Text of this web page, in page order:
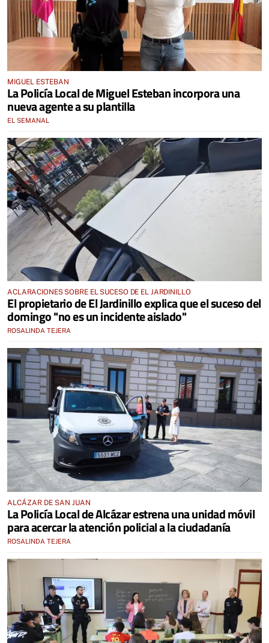
MIGUEL ESTEBAN
La Policía Local de Miguel Esteban incorpora una
nueva agente a su plantilla
EL SEMANAL
ACLARACIONES SOBRE EL SUCESO DE EL JARDINILLO
El propietario de El Jardinillo explica que el suceso del
domingo "no es un incidente aislado"
ROSALINDA TEJERA
ALCÁZAR DE SAN JUAN
La Policía Local de Alcázar estrena una unidad móvil
para acercar la atención policial a la ciudadanía
ROSALINDA TEJERA